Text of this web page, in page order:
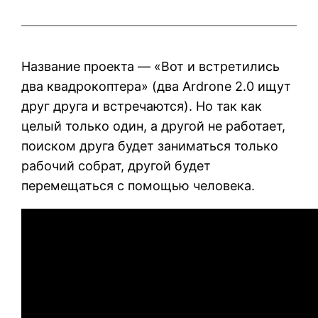
Название проекта — «Вот и встретились
два квадрокоптера» (два Ardrone 2.0 ищут
друг друга и встречаются). Но так как
целый только один, а другой не работает,
поиском друга будет заниматься только
рабочий собрат, другой будет
перемещаться с помощью человека.